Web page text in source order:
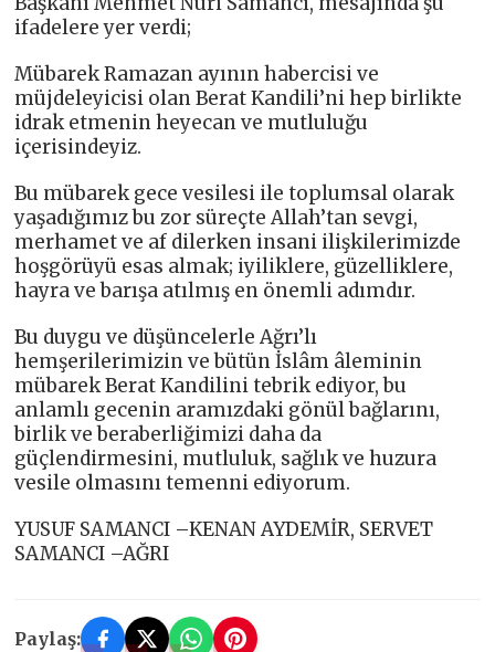
ifadelere yer verdi;
Mübarek Ramazan ayının habercisi ve
müjdeleyicisi olan Berat Kandili’ni hep birlikte
idrak etmenin heyecan ve mutluluğu
içerisindeyiz.
Bu mübarek gece vesilesi ile toplumsal olarak
yaşadığımız bu zor süreçte Allah’tan sevgi,
merhamet ve af dilerken insani ilişkilerimizde
hoşgörüyü esas almak; iyiliklere, güzelliklere,
hayra ve barışa atılmış en önemli adımdır.
Bu duygu ve düşüncelerle Ağrı’lı
hemşerilerimizin ve bütün İslâm âleminin
mübarek Berat Kandilini tebrik ediyor, bu
anlamlı gecenin aramızdaki gönül bağlarını,
birlik ve beraberliğimizi daha da
güçlendirmesini, mutluluk, sağlık ve huzura
vesile olmasını temenni ediyorum.
YUSUF SAMANCI –KENAN AYDEMİR, SERVET
SAMANCI –AĞRI
Paylaş: